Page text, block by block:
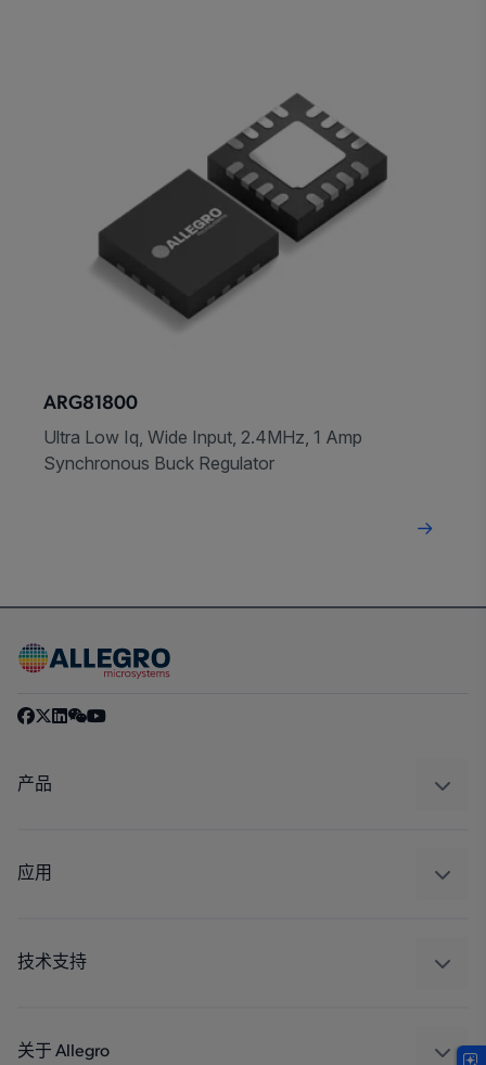
ARG81800
Ultra Low Iq, Wide Input, 2.4MHz, 1 Amp
Synchronous Buck Regulator
产品
调节
应用
工业
技术支持
封装
关于 Allegro